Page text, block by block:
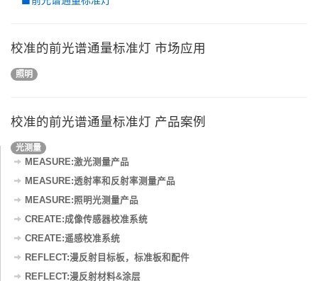
校准的前光谱通量标准灯 市场应用
照明
校准的前光谱通量标准灯 产品案例
光测量
MEASURE:激光测量产品
MEASURE:透射率和反射率测量产品
MEASURE:照明光测量产品
CREATE:成像传感器校准系统
CREATE:遥感校准系统
REFLECT:漫反射目标板，标准板和配件
REFLECT:漫反射材料&涂层